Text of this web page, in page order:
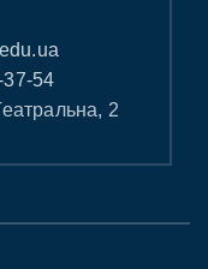
37-54
2